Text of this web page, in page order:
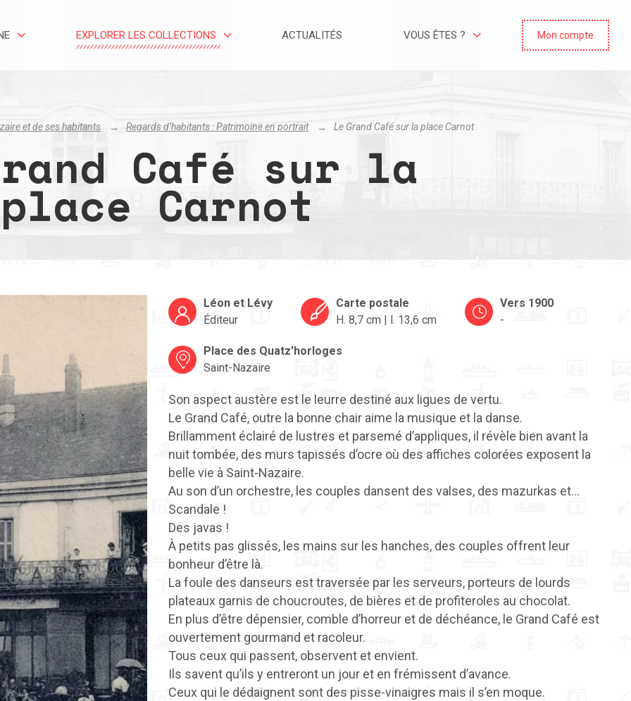
EXPLORER LES COLLECTIONS ACTUALITÉS VOUS ÊTES ? Mon compte
et de ses habitants Regards d’habitants : Patrimoine en portrait Le Grand Café sur la place Carnot
Café sur la
place Carnot
Léon et Lévy
Éditeur
Carte postale
H. 8,7 cm | l. 13,6 cm
Vers 1900
-
Place des Quatz'horloges
Saint-Nazaire
Son aspect austère est le leurre destiné aux ligues de vertu.
Le Grand Café, outre la bonne chair aime la musique et la danse.
Brillamment éclairé de lustres et parsemé d’appliques, il révèle bien avant la
nuit tombée, des murs tapissés d’ocre où des affiches colorées exposent la
belle vie à Saint-Nazaire.
Au son d’un orchestre, les couples dansent des valses, des mazurkas et…
Scandale !
Des javas !
À petits pas glissés, les mains sur les hanches, des couples offrent leur
bonheur d’être là.
La foule des danseurs est traversée par les serveurs, porteurs de lourds
plateaux garnis de choucroutes, de bières et de profiteroles au chocolat.
En plus d’être dépensier, comble d’horreur et de déchéance, le Grand Café est
ouvertement gourmand et racoleur.
Tous ceux qui passent, observent et envient.
Ils savent qu’ils y entreront un jour et en frémissent d’avance.
Ceux qui le dédaignent sont des pisse-vinaigres mais il s’en moque.